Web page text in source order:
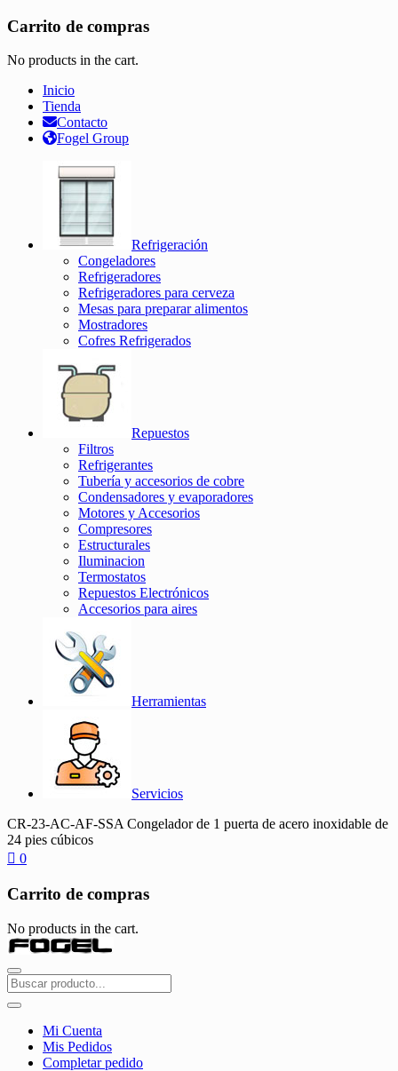
Carrito de compras
No products in the cart.
Inicio
Tienda
Contacto
Fogel Group
Refrigeración
Congeladores
Refrigeradores
Refrigeradores para cerveza
Mesas para preparar alimentos
Mostradores
Cofres Refrigerados
Repuestos
Filtros
Refrigerantes
Tubería y accesorios de cobre
Condensadores y evaporadores
Motores y Accesorios
Compresores
Estructurales
Iluminacion
Termostatos
Repuestos Electrónicos
Accesorios para aires
Herramientas
Servicios
CR-23-AC-AF-SSA Congelador de 1 puerta de acero inoxidable de
24 pies cúbicos
0
Carrito de compras
No products in the cart.
Mi Cuenta
Mis Pedidos
Completar pedido